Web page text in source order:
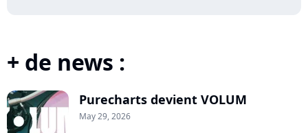
+ de news :
Purecharts devient VOLUM
May 29, 2026